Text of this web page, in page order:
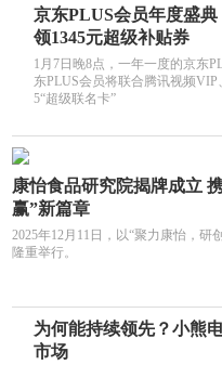
京东PLUS会员年度盛
领1345元超级补贴券
1月7日晚8点，一年一度的京东
东PLUS会员将联合腾讯视频
5“超级联名卡”
康怡食品研究院揭牌成立
赢”新篇章
2025年12月11日，以“聚力康怡，
隆重举行。
为何能持续领先？小熊
市场